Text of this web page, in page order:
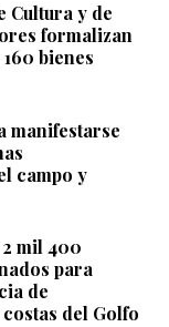
Cultura y de
formalizan
bienes
manifestarse
campo y
mil 400
para
de
del Golfo